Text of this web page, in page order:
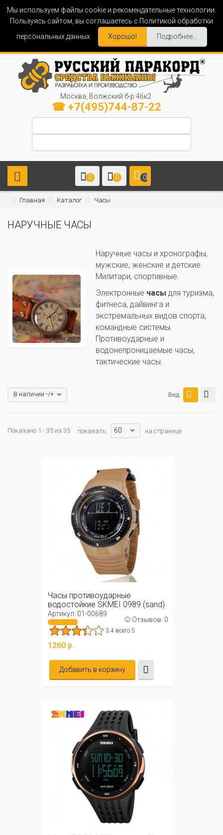
Мы используем файлы cookie и рекомендательные технологии.
Пользуясь сайтом, вы соглашаетесь с Политикой обработки
персональных данных.
Хорошо! Подробнее...
Москва, Волжский б-р 46к2
☎ +7(495)744-87-22
0 0 0
Главная Каталог Часы
НАРУЧНЫЕ ЧАСЫ
Наручные часы и хронографы,
мужские, женские и детские.
Милитари, спортивные.
Электронные часы для туризма,
фитнеса, дайвинга и
экстремальных видов спорта,
командные системы.
Противоударные и
водонепроницаемые часы,
тактические часы.
Вид:
В наличии -/+
Показано 1 - 35 из 35 показать: 60 на странице
Часы противоударные
водостойкие SKMEI 0989 (sand)
Артикул: 01-00689 ☺ Отзывов: 0
3.4 всего 5
1260 р.
Добавить в корзину